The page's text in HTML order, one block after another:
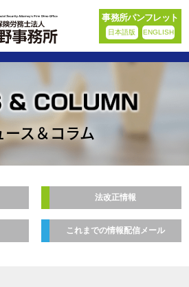
事務所パンフレット
日本語版 ENGLISH
ース＆コラム
法改正情報
これまでの情報配信メール